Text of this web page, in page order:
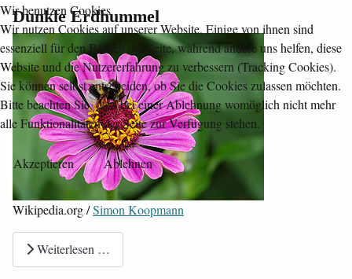
Dunkle Erdhummel
Wikipedia.org /Simon Koopmann
Weiterlesen …
Wir benutzen Cookies
Wir nutzen Cookies auf unserer Website. Einige von ihnen sind
essenziell für den Betrieb der Seite, während andere uns helfen, diese
Website und die Nutzererfahrung zu verbessern (Tracking Cookies).
Sie können selbst entscheiden, ob Sie die Cookies zulassen möchten.
Bitte beachten Sie, dass bei einer Ablehnung womöglich nicht mehr
alle Funktionalitäten der Seite zur Verfügung stehen.
Akzeptieren Ablehnen